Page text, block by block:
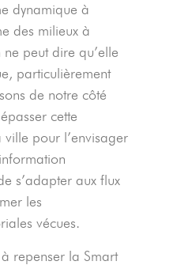
dynamique à
des milieux à
peut dire qu’elle
particulièrement
de notre côté
cette
pour l’envisager
s’adapter aux flux
les
vécues.
repenser la Smart